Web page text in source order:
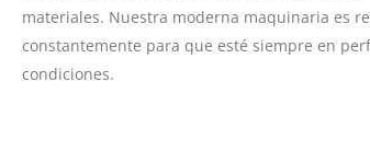
materiales. Nuestra moderna maquinaria es
constantemente para que esté siempre en
condiciones.